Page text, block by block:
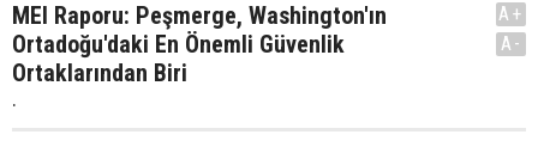
MEI Raporu: Peşmerge, Washington'ın
Ortadoğu'daki En Önemli Güvenlik
Ortaklarından Biri
.
A+
A-